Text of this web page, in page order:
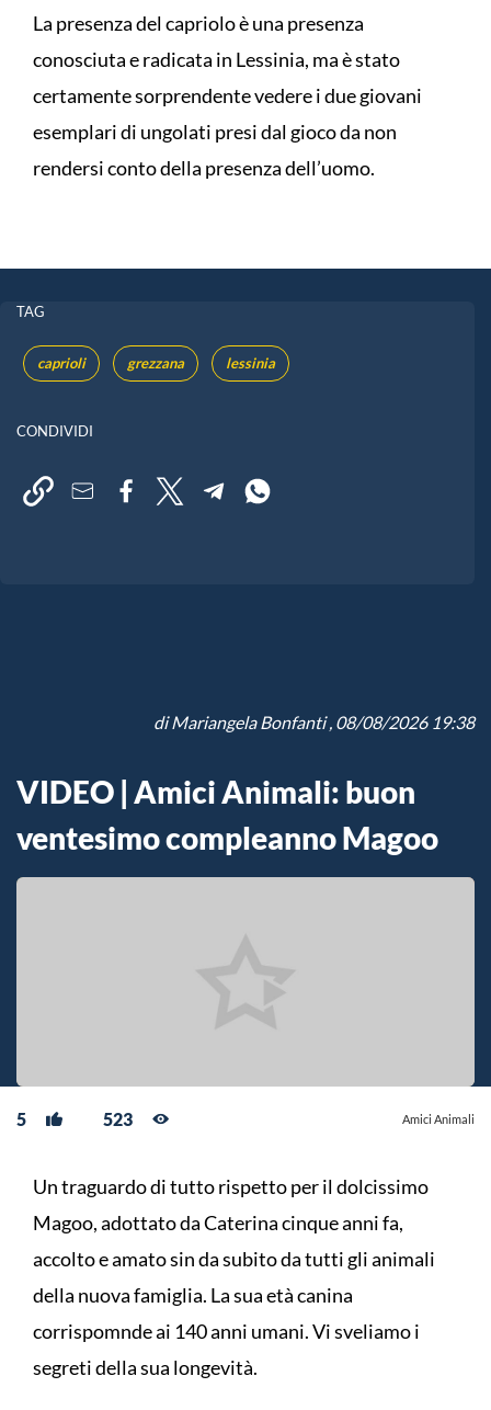
La presenza del capriolo è una presenza
conosciuta e radicata in Lessinia, ma è stato
certamente sorprendente vedere i due giovani
esemplari di ungolati presi dal gioco da non
rendersi conto della presenza dell’uomo.
TAG
caprioli grezzana lessinia
CONDIVIDI
diMariangela Bonfanti, 08/08/2026 19:38
VIDEO | Amici Animali: buon
ventesimo compleanno Magoo
5 523 Amici Animali
Un traguardo di tutto rispetto per il dolcissimo
Magoo, adottato da Caterina cinque anni fa,
accolto e amato sin da subito da tutti gli animali
della nuova famiglia. La sua età canina
corrispomnde ai 140 anni umani. Vi sveliamo i
segreti della sua longevità.